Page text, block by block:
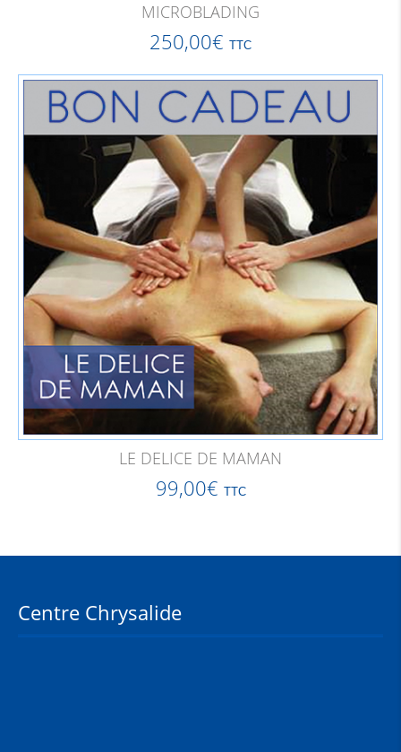
MICROBLADING
250,00€ TTC
LE DELICE DE MAMAN
99,00€ TTC
Centre Chrysalide